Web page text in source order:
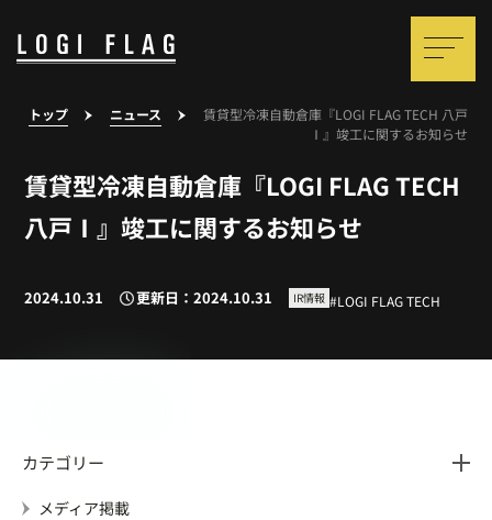
トップ ニュース
賃貸型冷凍自動倉庫『LOGI FLAG TECH 八戸
Ⅰ』竣工に関するお知らせ
賃貸型冷凍自動倉庫『LOGI FLAG TECH
八戸Ⅰ』竣工に関するお知らせ
2024.10.31 更新日：2024.10.31 IR情報 LOGI FLAG TECH
カテゴリー
メディア掲載